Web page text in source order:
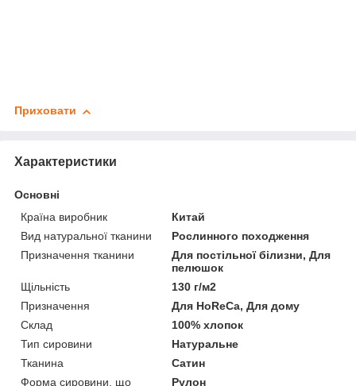
Приховати
Характеристики
Основні
Країна виробник
Китай
Вид натуральної тканини
Рослинного походження
Призначення тканини
Для постільної білизни, Для
пелюшок
Щільність
130 г/м2
Призначення
Для HoReCa, Для дому
Склад
100% хлопок
Тип сировини
Натуральне
Тканина
Сатин
Форма сировини, що
Рулон